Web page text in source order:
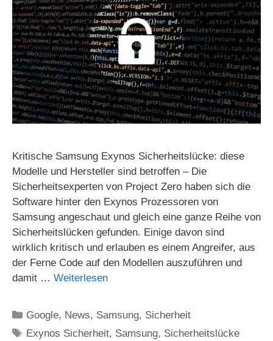
Kritische Samsung Exynos Sicherheitslücke: diese
Modelle und Hersteller sind betroffen – Die
Sicherheitsexperten von Project Zero haben sich die
Software hinter den Exynos Prozessoren von
Samsung angeschaut und gleich eine ganze Reihe von
Sicherheitslücken gefunden. Einige davon sind
wirklich kritisch und erlauben es einem Angreifer, aus
der Ferne Code auf den Modellen auszuführen und
damit … Weiterlesen
Kategorien
Google, News, Samsung, Sicherheit
Schlagwörter
Exynos Sicherheit, Samsung, Sicherheitslücke